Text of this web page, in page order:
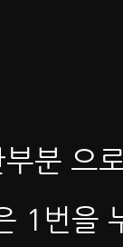
분 으
1번을